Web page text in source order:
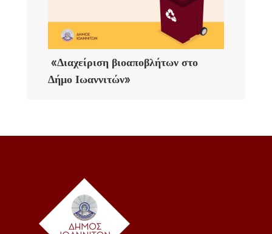
«Διαχείριση βιοαποβλήτων στο
Δήμο Ιωαννιτών»